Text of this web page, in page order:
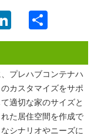
LinkedIn
プレハブコンテナハ
カスタマイズをサポ
適切な家のサイズと
た居住空間を作成で
シナリオやニーズに